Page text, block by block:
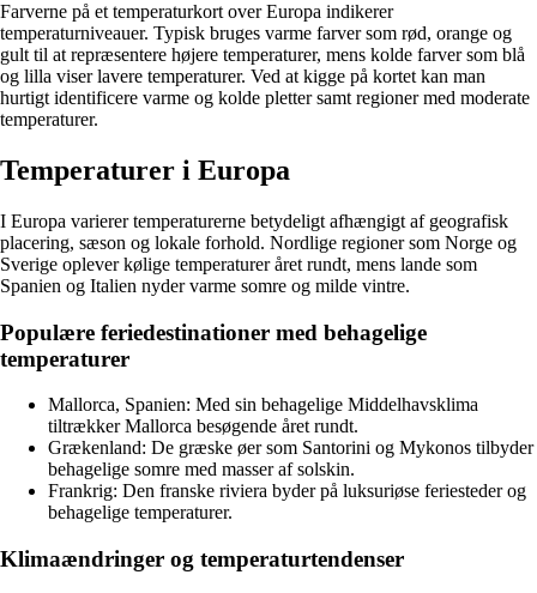
Farverne på et temperaturkort over Europa indikerer
temperaturniveauer. Typisk bruges varme farver som rød, orange og
gult til at repræsentere højere temperaturer, mens kolde farver som blå
og lilla viser lavere temperaturer. Ved at kigge på kortet kan man
hurtigt identificere varme og kolde pletter samt regioner med moderate
temperaturer.
Temperaturer i Europa
I Europa varierer temperaturerne betydeligt afhængigt af geografisk
placering, sæson og lokale forhold. Nordlige regioner som Norge og
Sverige oplever kølige temperaturer året rundt, mens lande som
Spanien og Italien nyder varme somre og milde vintre.
Populære feriedestinationer med behagelige
temperaturer
Mallorca, Spanien: Med sin behagelige Middelhavsklima
tiltrækker Mallorca besøgende året rundt.
Grækenland: De græske øer som Santorini og Mykonos tilbyder
behagelige somre med masser af solskin.
Frankrig: Den franske riviera byder på luksuriøse feriesteder og
behagelige temperaturer.
Klimaændringer og temperaturtendenser